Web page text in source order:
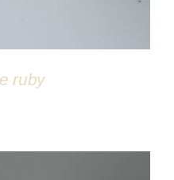
ruby